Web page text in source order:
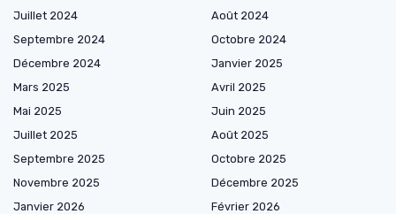
Juillet 2024
Août 2024
Septembre 2024
Octobre 2024
Décembre 2024
Janvier 2025
Mars 2025
Avril 2025
Mai 2025
Juin 2025
Juillet 2025
Août 2025
Septembre 2025
Octobre 2025
Novembre 2025
Décembre 2025
Janvier 2026
Février 2026